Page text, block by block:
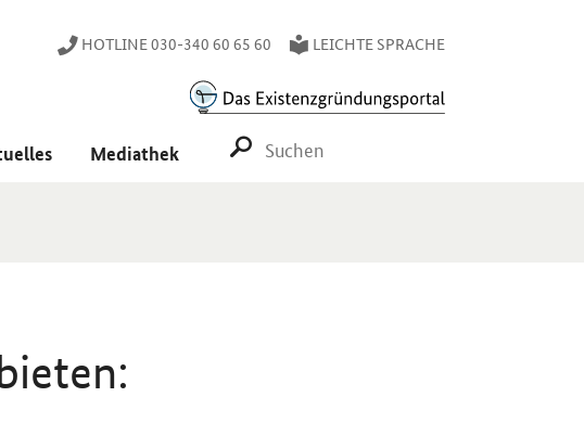
HOTLINE 030-340 60 65 60 LEICHTE SPRACHE
Mediathek SUCHE STARTEN